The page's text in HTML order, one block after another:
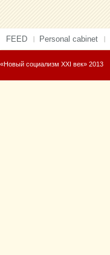
FEED Personal cabinet
«Новый социализм XXI век» 2013